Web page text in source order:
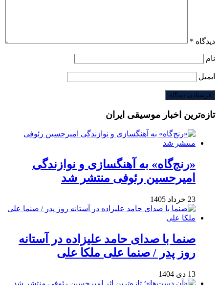
دیدگاه *
نام
ایمیل
تازه‌ترین اخبار موسیقی ایران
«رنج‌گاه» به آهنگسازی و نوازندگی
امیرحسین رئوفی منتشر شد
23 خرداد 1405
صنما با صدای حامد علیزاده در آستانه
روز پدر / صنما علی ملکا علی
13 دی 1404